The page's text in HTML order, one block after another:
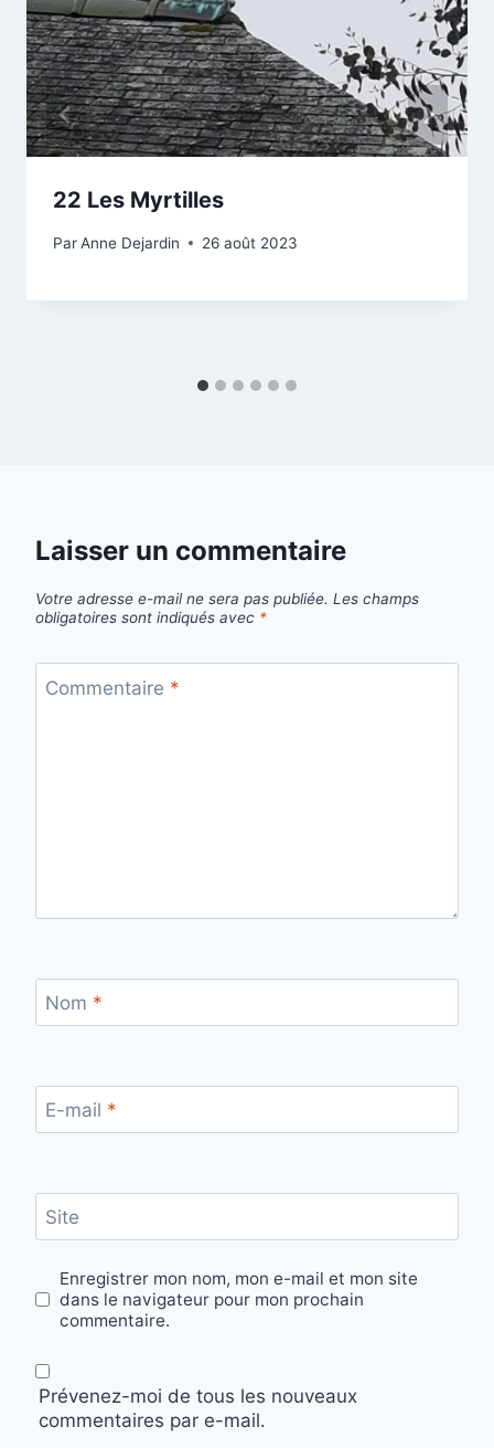
22 Les Myrtilles
ParAnne Dejardin 26 août 2023
Laisser un commentaire
Votre adresse e-mail ne sera pas publiée. Les champs
obligatoires sont indiqués avec *
Commentaire *
Nom *
E-mail *
Site
Enregistrer mon nom, mon e-mail et mon site
dans le navigateur pour mon prochain
commentaire.
Prévenez-moi de tous les nouveaux
commentaires par e-mail.